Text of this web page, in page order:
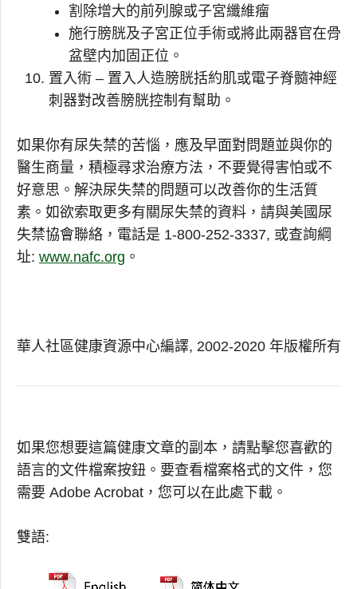
割除增大的前列腺或子宮纖維瘤
施行膀胱及子宮正位手術或將此兩器官在骨
盆壁内加固正位。
置入術 – 置入人造膀胱括約肌或電子脊髓神經
刺器對改善膀胱控制有幫助。
如果你有尿失禁的苦惱，應及早面對問題並與你的
醫生商量，積極尋求治療方法，不要覺得害怕或不
好意思。解決尿失禁的問題可以改善你的生活質
素。如欲索取更多有關尿失禁的資料，請與美國尿
失禁協會聯絡，電話是 1-800-252-3337, 或查詢綱
址: www.nafc.org 。
華人社區健康資源中心編譯, 2002-2020 年版權所有
如果您想要這篇健康文章的副本，請點擊您喜歡的
語言的文件檔案按鈕。要查看檔案格式的文件，您
需要 Adobe Acrobat，您可以在此處下載。
雙語: